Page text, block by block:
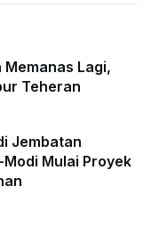
Lagi,
Teheran
Jembatan
Mulai Proyek